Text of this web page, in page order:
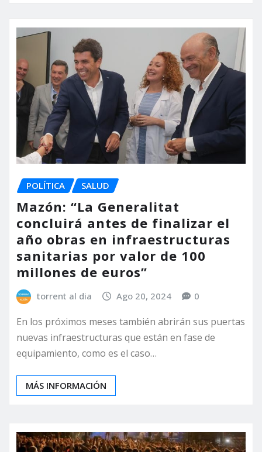
POLÍTICA SALUD
Mazón: “La Generalitat
concluirá antes de finalizar el
año obras en infraestructuras
sanitarias por valor de 100
millones de euros”
torrent al dia Ago 20, 2024 0
En los próximos meses también abrirán sus puertas
nuevas infraestructuras que están en fase de
equipamiento, como es el caso…
MÁS INFORMACIÓN